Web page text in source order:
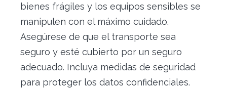
bienes frágiles y los equipos sensibles se
manipulen con el máximo cuidado.
Asegúrese de que el transporte sea
seguro y esté cubierto por un seguro
adecuado. Incluya medidas de seguridad
para proteger los datos confidenciales.